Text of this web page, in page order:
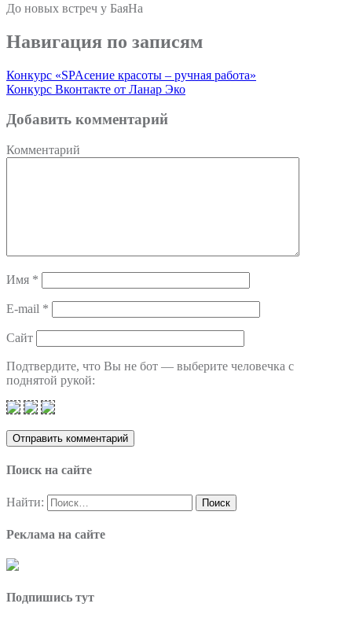
До новых встреч у БаяНа
Навигация по записям
Конкурс «SPAсение красоты – ручная работа»
Конкурс Вконтакте от Ланар Эко
Добавить комментарий
Комментарий
Имя *
E-mail *
Сайт
Подтвердите, что Вы не бот — выберите человечка с
поднятой рукой:
Поиск на сайте
Найти:
Реклама на сайте
Подпишись тут